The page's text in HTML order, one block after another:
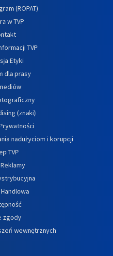
(ROPAT)
w TVP
TVP
Etyki
dla prasy
(znaki)
nadużyciom i korupcji
TVP
zgody
wewnętrznych